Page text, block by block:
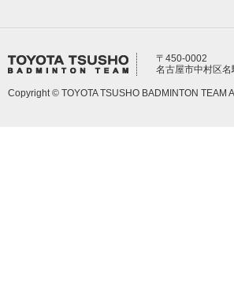
〒450-0002
名古屋市中村区
Copyright © TOYOTA TSUSHO BADMINTON TEAM